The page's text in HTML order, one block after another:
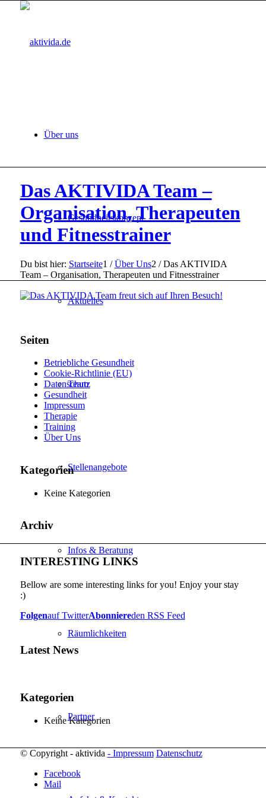
Über uns
Gesundheitskonzept
Aktuelles
Team
Stellenangebote
Infos & Beratung
Räumlichkeiten
Partner
Das AKTIVIDA Team –
Organisation, Therapeuten
und Fitnesstrainer
Du bist hier: Startseite1 / Über Uns2 / Das AKTIVIDA
Team – Organisation, Therapeuten und Fitnesstrainer
Seiten
Betriebliche Gesundheit
Cookie-Richtlinie (EU)
Datenschutz
Gesundheit
Impressum
Therapie
Training
Über Uns
Kategorien
Keine Kategorien
Archiv
INTERESTING LINKS
Bellow are some interesting links for you! Enjoy your stay
:)
Folgenauf TwitterAbonniereden RSS Feed
Latest News
Kategorien
Keine Kategorien
© Copyright - aktivida - Impressum Datenschutz
Facebook
Mail